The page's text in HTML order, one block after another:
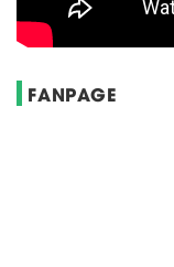
FANPAGE